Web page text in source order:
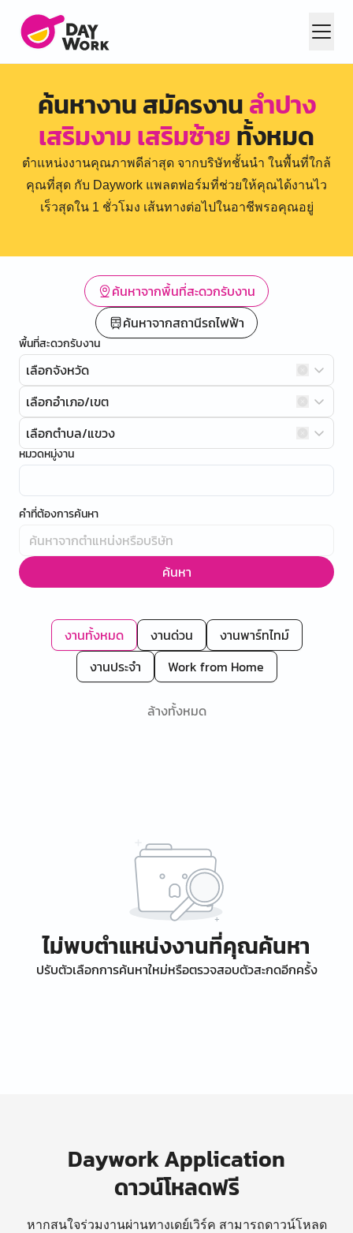
ค้นหางาน สมัครงานลำปาง
เสริมงาม เสริมซ้ายทั้งหมด
ตำแหน่งงานคุณภาพดีล่าสุด จากบริษัทชั้นนำ ในพื้นที่ใกล้
คุณที่สุด กับ Daywork แพลตฟอร์มที่ช่วยให้คุณได้งานไว
เร็วสุดใน 1 ชั่วโมง เส้นทางต่อไปในอาชีพรอคุณอยู่
ค้นหาจากพื้นที่สะดวกรับงาน
ค้นหาจากสถานีรถไฟฟ้า
พื้นที่สะดวกรับงาน
เลือกจังหวัด
เลือกอำเภอ/เขต
เลือกตำบล/แขวง
หมวดหมู่งาน
คำที่ต้องการค้นหา
ค้นหา
งานทั้งหมด งานด่วน
งานพาร์ทไทม์
งานประจำ
Work from Home
ล้างทั้งหมด
ไม่พบตำแหน่งงานที่คุณค้นหา
ปรับตัวเลือกการค้นหาใหม่หรือตรวจสอบตัวสะกดอีกครั้ง
Daywork Application
ดาวน์โหลดฟรี
หากสนใจร่วมงานผ่านทางเดย์เวิร์ค สามารถดาวน์โหลด